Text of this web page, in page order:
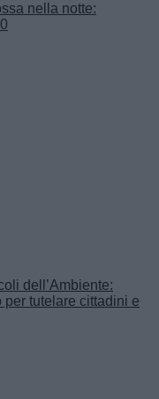
nella notte:
dell’Ambiente:
per tutelare cittadini e